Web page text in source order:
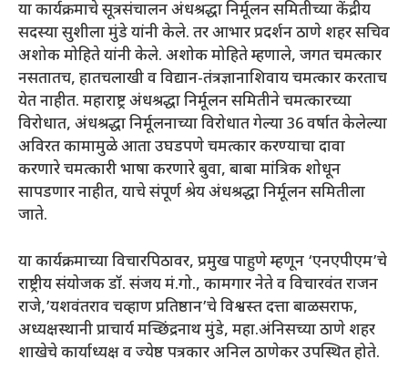
या कार्यक्रमाचे सूत्रसंचालन अंधश्रद्धा निर्मूलन समितीच्या केंद्रीय
सदस्या सुशीला मुंडे यांनी केले. तर आभार प्रदर्शन ठाणे शहर सचिव
अशोक मोहिते यांनी केले. अशोक मोहिते म्हणाले, जगत चमत्कार
नसतातच, हातचलाखी व विद्यान-तंत्रज्ञानाशिवाय चमत्कार करताच
येत नाहीत. महाराष्ट्र अंधश्रद्धा निर्मूलन समितीने चमत्कारच्या
विरोधात, अंधश्रद्धा निर्मूलनाच्या विरोधात गेल्या 36 वर्षात केलेल्या
अविरत कामामुळे आता उघडपणे चमत्कार करण्याचा दावा
करणारे चमत्कारी भाषा करणारे बुवा, बाबा मांत्रिक शोधून
सापडणार नाहीत, याचे संपूर्ण श्रेय अंधश्रद्धा निर्मूलन समितीला
जाते.
या कार्यक्रमाच्या विचारपिठावर, प्रमुख पाहुणे म्हणून ‘एनएपीएम’चे
राष्ट्रीय संयोजक डॉ. संजय मं.गो., कामगार नेते व विचारवंत राजन
राजे,’यशवंतराव चव्हाण प्रतिष्ठान’चे विश्वस्त दत्ता बाळसराफ,
अध्यक्षस्थानी प्राचार्य मच्छिंद्रनाथ मुंडे, महा.अंनिसच्या ठाणे शहर
शाखेचे कार्याध्यक्ष व ज्येष्ठ पत्रकार अनिल ठाणेकर उपस्थित होते.